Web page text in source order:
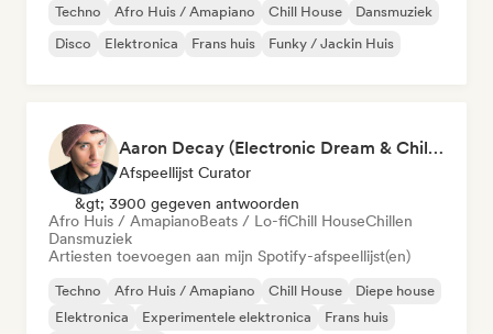
Techno Afro Huis / Amapiano Chill House
Dansmuziek
Disco
Elektronica Frans huis Funky / Jackin Huis
Aaron Decay (Electronic Dream & Chill Electronic Dream playlists)
Afspeellijst Curator
&gt; 3900 gegeven antwoorden
Afro Huis / AmapianoBeats / Lo-fiChill HouseChillen
Dansmuziek
Artiesten toevoegen aan mijn Spotify-afspeellijst(en)
Techno Afro Huis / Amapiano Chill House
Diepe house
Elektronica
Experimentele elektronica
Frans huis